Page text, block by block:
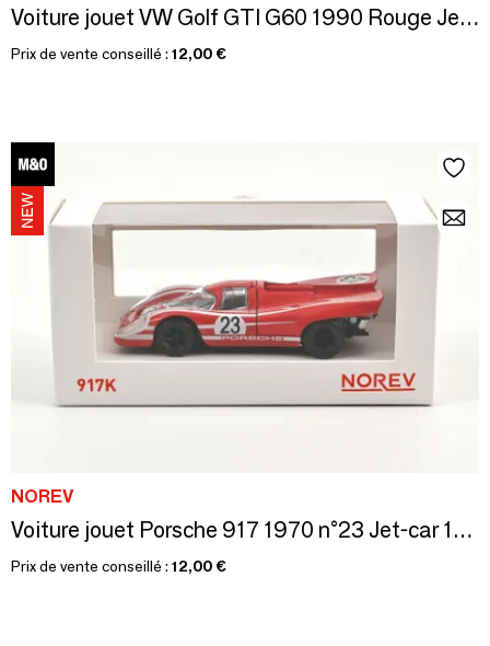
Voiture jouet VW Golf GTI G60 1990 Rouge Jet-car 1/43
Prix de vente conseillé : 12,00 €
NOREV
Voiture jouet Porsche 917 1970 n°23 Jet-car 1/43
Prix de vente conseillé : 12,00 €